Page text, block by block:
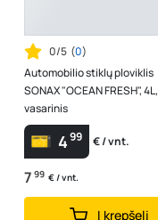
0/5 (0)
Automobilio stiklų ploviklis
SONAX "OCEAN FRESH", 4L,
vasarinis
499 € / vnt.
7 99 € / vnt.
Į krepšelį